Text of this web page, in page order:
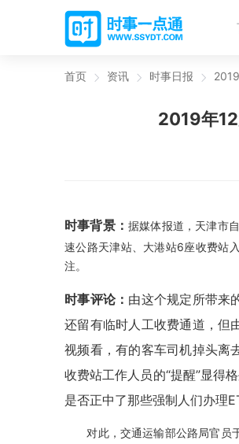
首页 资讯 时事日报
2019年
时事背景：据媒体报道，天津市
速公路天津站、大港站6座收费站
注。
时事评论： 由这个规定所带来
还留有临时人工收费通道，但
视频看，有的客车司机掉头离
收费站工作人员的“提醒”显得
是否正中了那些强制人们办理
对此，交通运输部公路局官员于